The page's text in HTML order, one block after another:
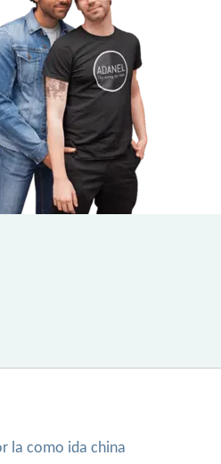
la como ida china